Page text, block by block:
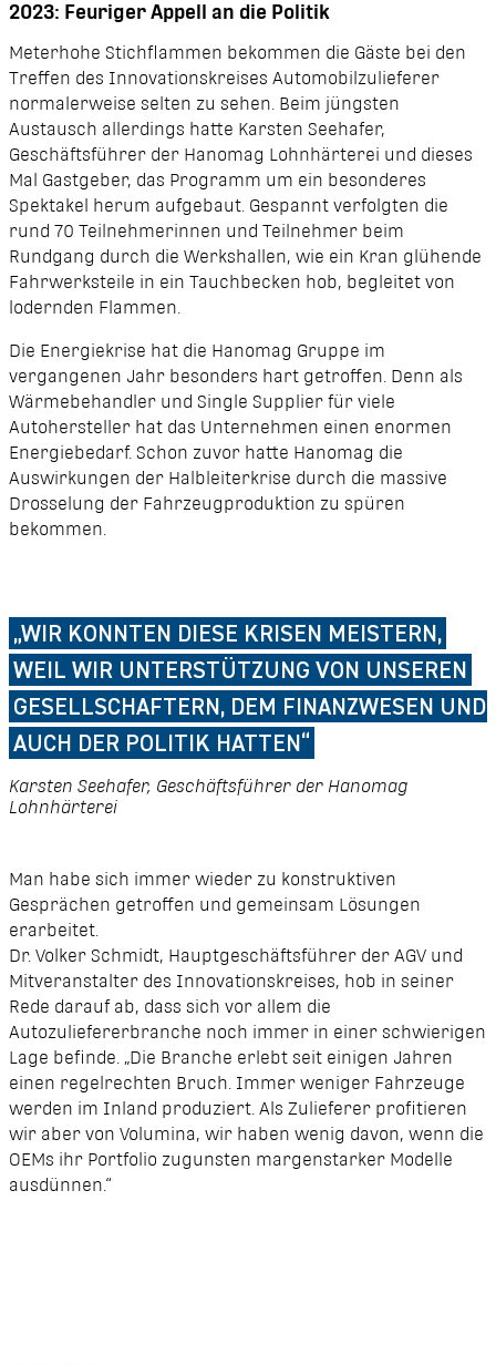
2023: Feuriger Appell an die Politik
Meterhohe Stichflammen bekommen die Gäste bei den
Treffen des Innovationskreises Automobilzulieferer
normalerweise selten zu sehen. Beim jüngsten
Austausch allerdings hatte Karsten Seehafer,
Geschäftsführer der Hanomag Lohnhärterei und dieses
Mal Gastgeber, das Programm um ein besonderes
Spektakel herum aufgebaut. Gespannt verfolgten die
rund 70 Teilnehmerinnen und Teilnehmer beim
Rundgang durch die Werkshallen, wie ein Kran glühende
Fahrwerksteile in ein Tauchbecken hob, begleitet von
lodern­den Flammen.
Die Energiekrise hat die Hanomag Gruppe im
vergangenen Jahr besonders hart getroffen. Denn als
Wärmebehandler und Single Supplier für viele
Autohersteller hat das Unternehmen einen enormen
Energiebedarf. Schon zuvor hatte Hanomag die
Auswirkungen der Halbleiterkrise durch die massive
Drosselung der Fahrzeugproduktion zu spüren
bekommen.
„WIR KONNTEN DIESE KRISEN MEISTERN,
WEIL WIR UNTERSTÜTZUNG VON UNSEREN
GESELLSCHAFTERN, DEM FINANZWESEN UND
AUCH DER POLITIK HATTEN“
Karsten Seehafer, Geschäftsführer der Hanomag
Lohnhärterei
Man habe sich immer wieder zu konstruktiven
Gesprächen getroffen und gemeinsam Lösungen
erarbeitet.
Dr. Volker Schmidt, Hauptgeschäftsführer der AGV und
Mitveranstalter des Innovationskreises, hob in seiner
Rede darauf ab, dass sich vor allem die
Autozuliefererbranche noch immer in einer schwierigen
Lage befinde. „Die Branche erlebt seit einigen Jahren
einen regelrechten Bruch. Immer weniger Fahrzeuge
werden im Inland produziert. Als Zulieferer profitieren
wir aber von Volumina, wir haben wenig davon, wenn die
OEMs ihr Portfolio zugunsten margenstarker Modelle
ausdünnen.“